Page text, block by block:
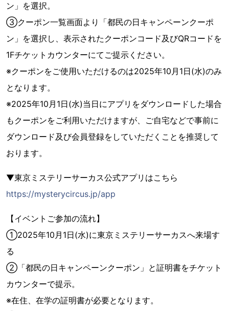
ン」を選択。
③クーポン一覧画面より「都民の日キャンペーンクーポ
ン」を選択し、表示されたクーポンコード及びQRコードを
1Fチケットカウンターにてご提示ください。
※クーポンをご使用いただけるのは2025年10月1日(水)のみ
となります。
※2025年10月1日(水)当日にアプリをダウンロードした場合
もクーポンをご利用いただけますが、ご自宅などで事前に
ダウンロード及び会員登録をしていただくことを推奨して
おります。
▼東京ミステリーサーカス公式アプリはこちら
https://mysterycircus.jp/app
【イベントご参加の流れ】
①2025年10月1日(水)に東京ミステリーサーカスへ来場す
る
②「都民の日キャンペーンクーポン」と証明書をチケット
カウンターで提示。
※在住、在学の証明書が必要となります。